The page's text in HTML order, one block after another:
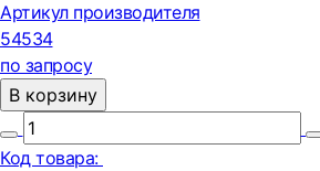
Артикул производителя
54534
по запросу
В корзину
Код товара: